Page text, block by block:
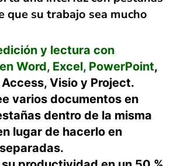
que su trabajo sea mucho
y lectura con
Word, Excel, PowerPoint,
Visio y Project.
varios documentos en
dentro de la misma
lugar de hacerlo en